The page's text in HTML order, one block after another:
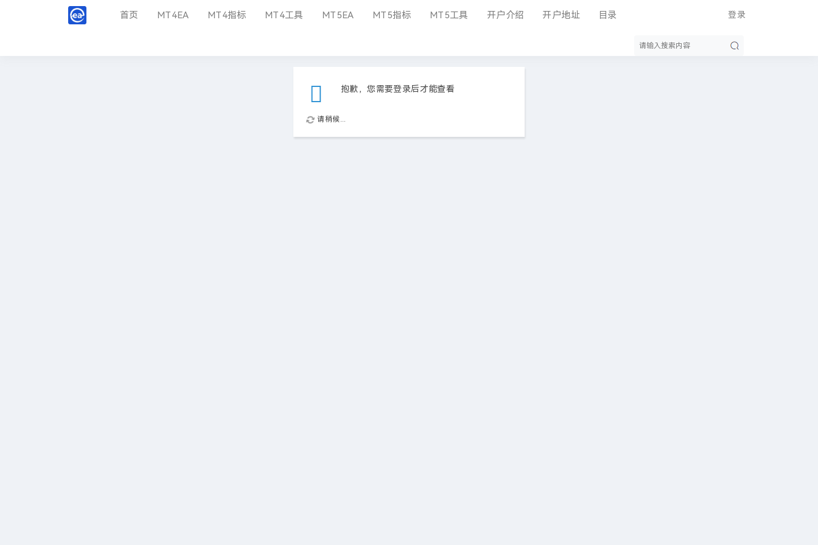
登录
首页 MT4EA MT4指标 MT4工具 MT5EA MT5指标 MT5工具 开户介绍 开户地址 目录
抱歉，您需要登录后才能查看
请稍候...